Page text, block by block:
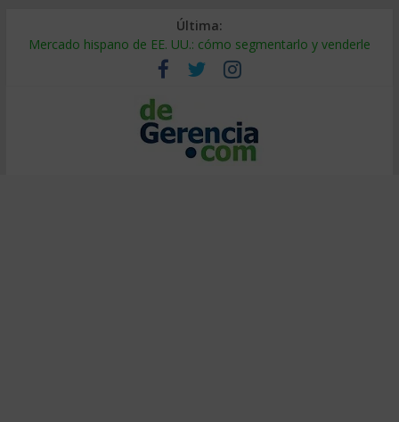
Última:
Mercado hispano de EE. UU.: cómo segmentarlo y venderle
Stablecoins para empresas: cómo pagar y cobrar en 2026
Despido silencioso: qué es y por qué sale tan caro
IA en selección de personal: cómo auditarla a tiempo
Trabajo forzoso en la cadena de suministro: qué hacer